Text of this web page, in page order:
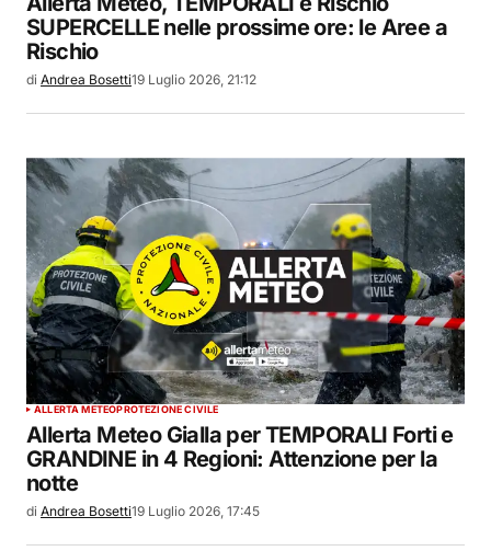
SUPERCELLE nelle prossime ore: le Aree a
Rischio
di Andrea Bosetti19 Luglio 2026, 21:12
ALLERTA METEOPROTEZIONE CIVILE
Allerta Meteo Gialla per TEMPORALI Forti e
GRANDINE in 4 Regioni: Attenzione per la
notte
di Andrea Bosetti19 Luglio 2026, 17:45